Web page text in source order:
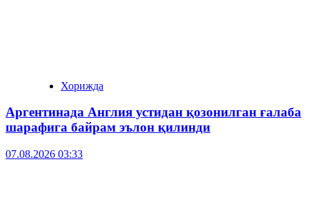
Хорижда
Аргентинада Англия устидан қозонилган ғалаба
шарафига байрам эълон қилинди
07.08.2026 03:33